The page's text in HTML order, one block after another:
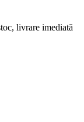
livrare imediată